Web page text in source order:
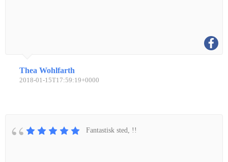
Thea Wohlfarth
2018-01-15T17:59:19+0000
Fantastisk sted, !!